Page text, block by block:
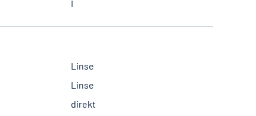
I
Linse
Linse
direkt